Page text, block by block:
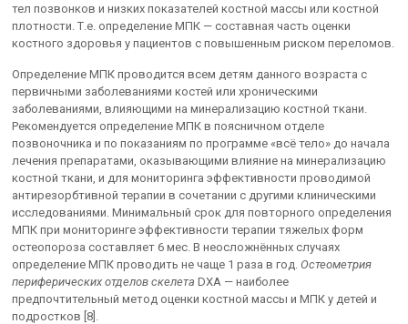
тел позвонков и низких показателей костной массы или костной
плотности. Т.е. определение МПК — составная часть оценки
костного здоровья у пациентов с повышенным риском переломов.
Определение МПК проводится всем детям данного возраста с
первичными заболеваниями костей или хроническими
заболеваниями, влияющими на минерализацию костной ткани.
Рекомендуется определение МПК в поясничном отделе
позвоночника и по показаниям по программе «всё тело» до начала
лечения препаратами, оказывающими влияние на минерализацию
костной ткани, и для мониторинга эффективности проводимой
антирезорбтивной терапии в сочетании с другими клиническими
исследованиями. Минимальный срок для повторного определения
МПК при мониторинге эффективности терапии тяжелых форм
остеопороза составляет 6 мес. В неосложнённых случаях
определение МПК проводить не чаще 1 раза в год.Остеометрия
периферических отделов скелета DXA — наиболее
предпочтительный метод оценки костной массы и МПК у детей и
подростков [8].